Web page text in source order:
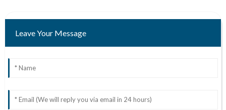
Leave Your Message